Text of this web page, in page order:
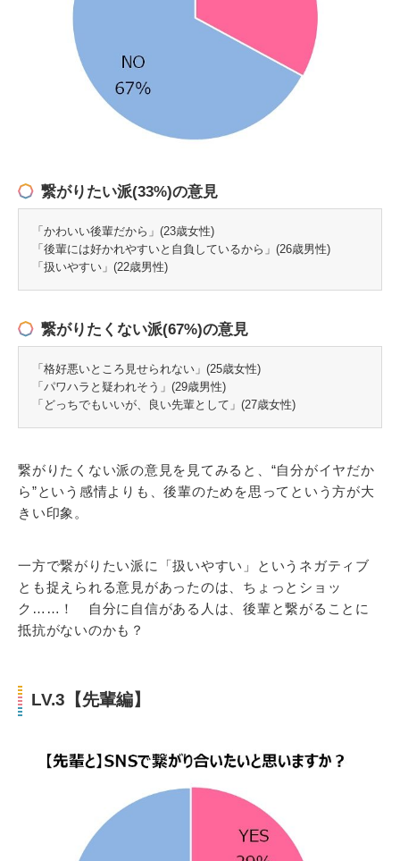
繋がりたい派(33%)の意見
「かわいい後輩だから」(23歳女性)
「後輩には好かれやすいと自負しているから」(26歳男性)
「扱いやすい」(22歳男性)
繋がりたくない派(67%)の意見
「格好悪いところ見せられない」(25歳女性)
「パワハラと疑われそう」(29歳男性)
「どっちでもいいが、良い先輩として」(27歳女性)
繋がりたくない派の意見を見てみると、“自分がイヤだか
ら”という感情よりも、後輩のためを思ってという方が大
きい印象。
一方で繋がりたい派に「扱いやすい」というネガティブ
とも捉えられる意見があったのは、ちょっとショッ
ク……！ 自分に自信がある人は、後輩と繋がることに
抵抗がないのかも？
LV.3【先輩編】